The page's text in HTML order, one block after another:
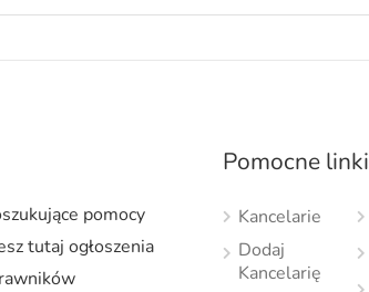
pomocy
tutaj ogłoszenia
Pomocne linki
Kancelarie
Dodaj
Kancelarię